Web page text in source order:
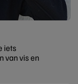
iets
van vis en